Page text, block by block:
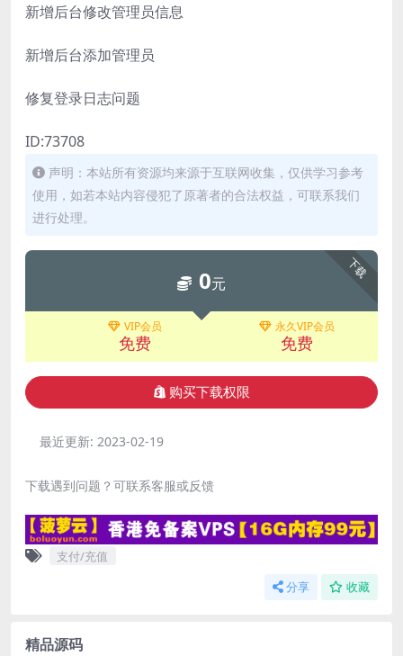
新增后台修改管理员信息
新增后台添加管理员
修复登录日志问题
ID:73708
声明：本站所有资源均来源于互联网收集，仅供学习参考
使用，如若本站内容侵犯了原著者的合法权益，可联系我们
进行处理。
下载
0元
VIP会员
免费
永久VIP会员
免费
购买下载权限
最近更新: 2023-02-19
下载遇到问题？可联系客服或反馈
支付/充值
分享 收藏
精品源码